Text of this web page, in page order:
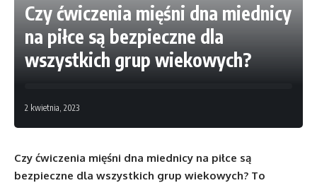
Czy ćwiczenia mięśni dna miednicy
na piłce są bezpieczne dla
wszystkich grup wiekowych?
2 kwietnia, 2023
Czy ćwiczenia mięśni dna miednicy na piłce są
bezpieczne dla wszystkich grup wiekowych? To